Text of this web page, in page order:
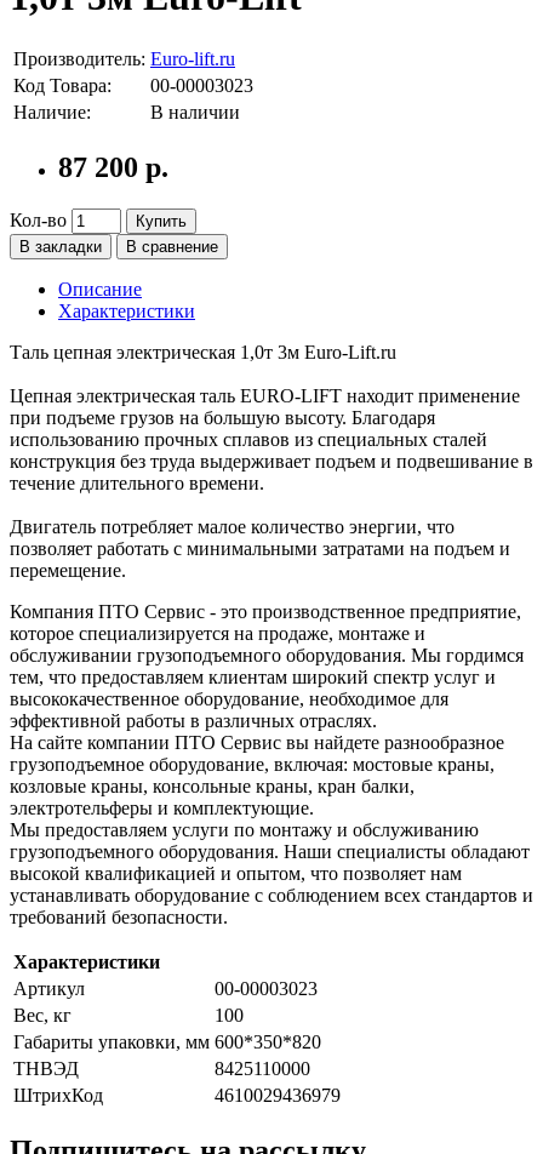
Производитель: Euro-lift.ru
Код Товара:
00-00003023
Наличие:
В наличии
87 200 р.
Кол-во
Купить
В закладки
В сравнение
Описание
Характеристики
Таль цепная электрическая 1,0т 3м Euro-Lift.ru
Цепная электрическая таль EURO-LIFT находит применение
при подъеме грузов на большую высоту. Благодаря
использованию прочных сплавов из специальных сталей
конструкция без труда выдерживает подъем и подвешивание в
течение длительного времени.
Двигатель потребляет малое количество энергии, что
позволяет работать с минимальными затратами на подъем и
перемещение.
Компания ПТО Сервис - это производственное предприятие,
которое специализируется на продаже, монтаже и
обслуживании грузоподъемного оборудования. Мы гордимся
тем, что предоставляем клиентам широкий спектр услуг и
высококачественное оборудование, необходимое для
эффективной работы в различных отраслях.
На сайте компании ПТО Сервис вы найдете разнообразное
грузоподъемное оборудование, включая: мостовые краны,
козловые краны, консольные краны, кран балки,
электротельферы и комплектующие.
Мы предоставляем услуги по монтажу и обслуживанию
грузоподъемного оборудования. Наши специалисты обладают
высокой квалификацией и опытом, что позволяет нам
устанавливать оборудование с соблюдением всех стандартов и
требований безопасности.
Характеристики
Артикул
00-00003023
Вес, кг
100
Габариты упаковки, мм 600*350*820
ТНВЭД
8425110000
ШтрихКод
4610029436979